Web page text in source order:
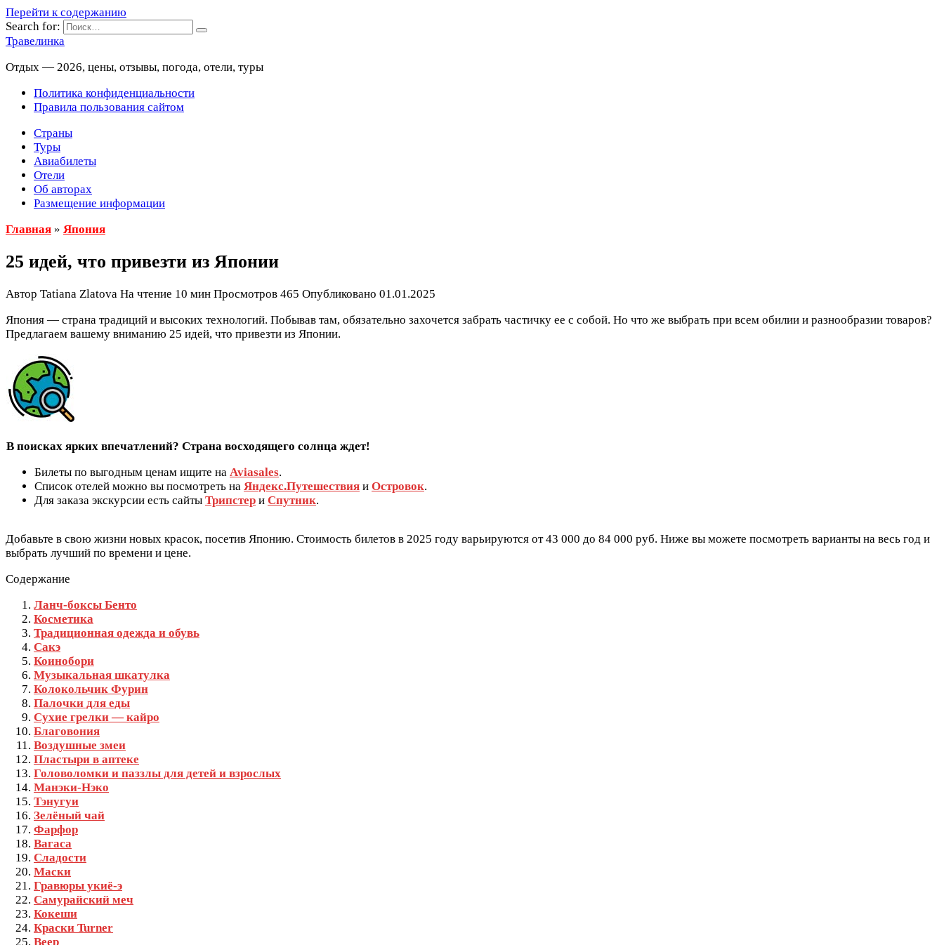
Перейти к содержанию
Search for:
Травелинка
Отдых — 2026, цены, отзывы, погода, отели, туры
Политика конфиденциальности
Правила пользования сайтом
Страны
Туры
Авиабилеты
Отели
Об авторах
Размещение информации
Главная » Япония
25 идей, что привезти из Японии
Автор Tatiana Zlatova На чтение 10 мин Просмотров 465 Опубликовано 01.01.2025
Япония — страна традиций и высоких технологий. Побывав там, обязательно захочется забрать частичку ее с собой. Но что же выбрать при всем обилии и разнообразии товаров?
Предлагаем вашему вниманию 25 идей, что привезти из Японии.
В поисках ярких впечатлений? Страна восходящего солнца ждет!
Билеты по выгодным ценам ищите на Aviasales.
Список отелей можно вы посмотреть на Яндекс.Путешествия и Островок.
Для заказа экскурсии есть сайты Трипстер и Спутник.
Добавьте в свою жизни новых красок, посетив Японию. Стоимость билетов в 2025 году варьируются от 43 000 до 84 000 руб. Ниже вы можете посмотреть варианты на весь год и
выбрать лучший по времени и цене.
Содержание
Ланч-боксы Бенто
Косметика
Традиционная одежда и обувь
Сакэ
Коинобори
Музыкальная шкатулка
Колокольчик Фурин
Палочки для еды
Сухие грелки — кайро
Благовония
Воздушные змеи
Пластыри в аптеке
Головоломки и паззлы для детей и взрослых
Манэки-Нэко
Тэнугуи
Зелёный чай
Фарфор
Вагаса
Сладости
Маски
Гравюры укиё-э
Самурайский меч
Кокеши
Краски Turner
Веер